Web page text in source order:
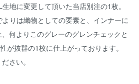
地に変更して頂いた当店別注の1枚。
りは織物としての要素と、インナーに
何よりこのグレーのグレンチェックと
が抜群の1枚に仕上がっております。
さい。